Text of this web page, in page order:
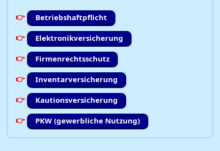
Betriebshaftpflicht
Elektronikversicherung
Firmenrechtsschutz
Inventarversicherung
Kautionsversicherung
PKW (gewerbliche Nutzung)